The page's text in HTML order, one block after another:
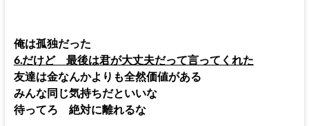
俺は孤独だった
6.だけど 最後は君が大丈夫だって言ってくれた
友達は金なんかよりも全然価値がある
みんな同じ気持ちだといいな
待ってろ 絶対に離れるな